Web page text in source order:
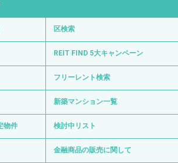
区検索
REIT FIND 5大キャンペーン
フリーレント検索
新築マンション一覧
物件 検討中リスト
金融商品の販売に関して